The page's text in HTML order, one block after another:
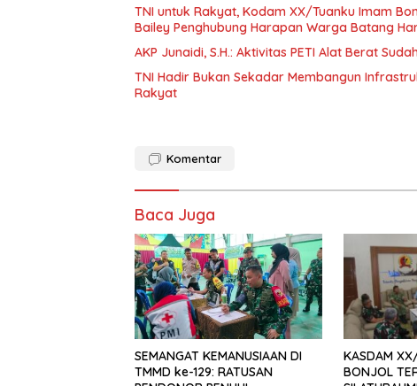
TNI untuk Rakyat, Kodam XX/Tuanku Imam
Bailey Penghubung Harapan Warga Batang
AKP Junaidi, S.H.: Aktivitas PETI Alat Berat
TNI Hadir Bukan Sekadar Membangun
Rakyat
Komentar
Baca Juga
SEMANGAT KEMANUSIAAN DI
TMMD ke-129: RATUSAN
KASDAM
BONJOL